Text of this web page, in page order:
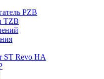
PZB
TZB
ST Revo HA